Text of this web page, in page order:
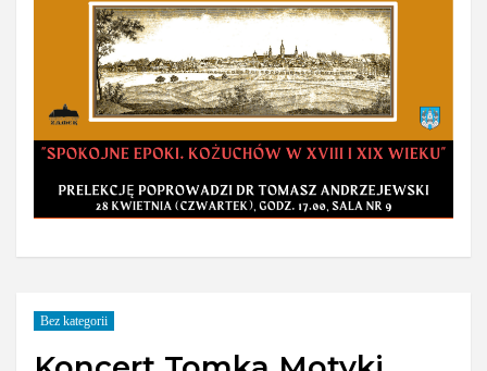
Bez kategorii